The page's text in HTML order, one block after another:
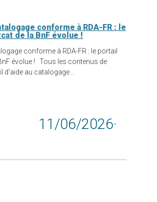
conforme à RDA-FR : le
de la BnF évolue !
conforme à RDA-FR : le portail
évolue ! Tous les contenus de
d’aide au catalogage…
11/06/2026·